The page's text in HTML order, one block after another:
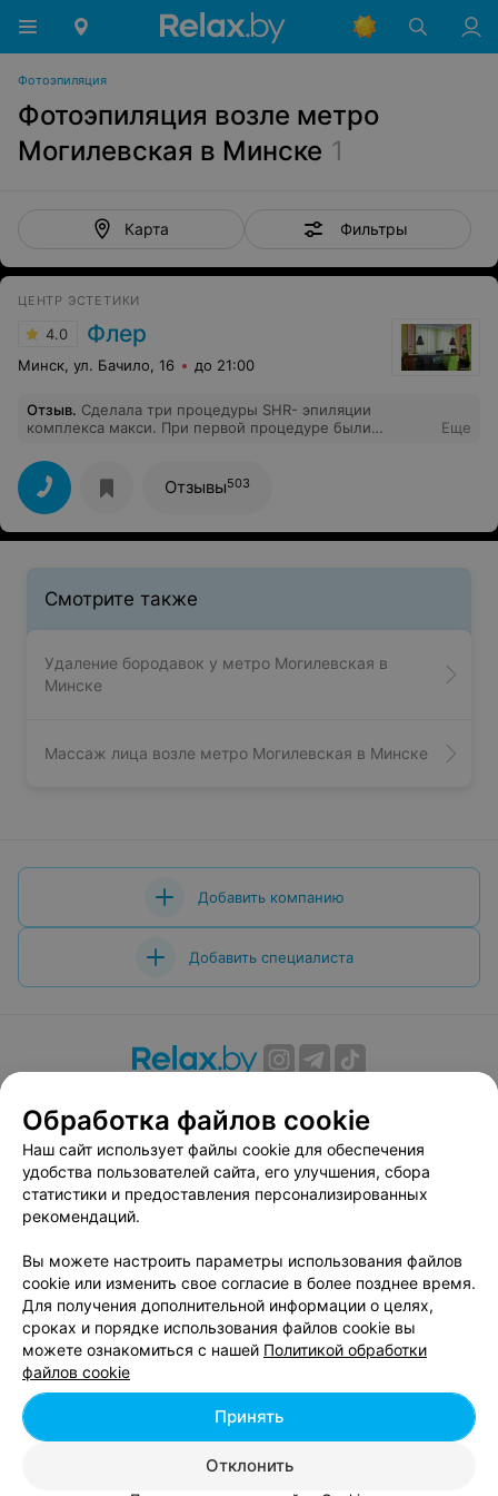
Фотоэпиляция
Фотоэпиляция возле метро
Могилевская в Минске 1
Карта Фильтры
ЦЕНТР ЭСТЕТИКИ
4.0 Флер
Минск, ул. Бачило, 16 до 21:00
Отзыв. Сделала три процедуры SHR- эпиляции
комплекса макси. При первой процедуре были
сильно болезненна. При последующих процедурах,
сменив мастера, осталась довольна. За три процедуры
исчезло около 70% волос. Мастер Мария делает
процедуру комфортной, подбирая мощность
постепенно, давая коже привыкнуть. Буду
Еще
Отзывы503
Смотрите также
Удаление бородавок у метро Могилевская в
Минске
Массаж лица возле метро Могилевская в Минске
Добавить компанию
Добавить специалиста
Вакансии
Публичный договор
Способы оплаты
Публичный договор по использованию сервиса
«Афиша»
Пользовательское соглашение
Связаться по вопросам сотрудничества
Написать руководителю relax.by
Персональные настройки cookie
Обработка персональных данных
| 220012, Республика Беларусь, г. Минск,
Обработка файлов cookie
Наш сайт использует файлы cookie для обеспечения
удобства пользователей сайта, его улучшения, сбора
статистики и предоставления персонализированных
рекомендаций.
Вы можете настроить параметры использования файлов
cookie или изменить свое согласие в более позднее время.
Для получения дополнительной информации о целях,
сроках и порядке использования файлов cookie вы
можете ознакомиться с нашей Политикой обработки
файлов cookie
Отклонить
Принять